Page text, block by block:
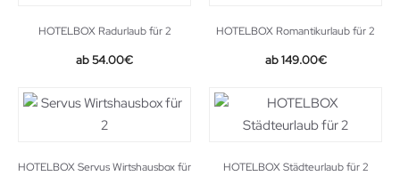
HOTELBOX Radurlaub für 2
54.00€
HOTELBOX Romantikurlaub für 2
149.00€
HOTELBOX Servus Wirtshausbox für
HOTELBOX Städteurlaub für 2